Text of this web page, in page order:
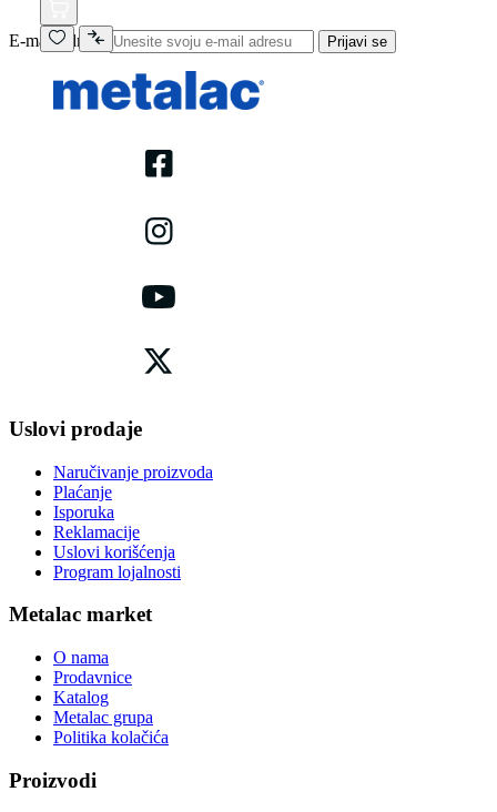
E-mail adresa Prijavi se
Uslovi prodaje
Naručivanje proizvoda
Plaćanje
Isporuka
Reklamacije
Uslovi korišćenja
Program lojalnosti
Metalac market
O nama
Prodavnice
Katalog
Metalac grupa
Politika kolačića
Proizvodi